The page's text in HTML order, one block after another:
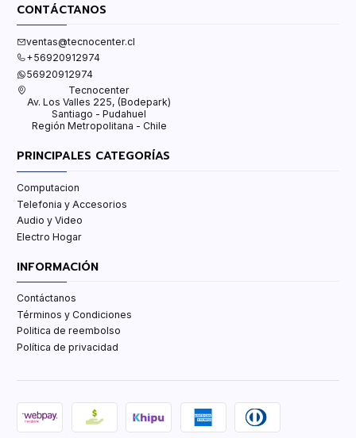
CONTÁCTANOS
ventas@tecnocenter.cl
+56920912974
56920912974
Tecnocenter
Av. Los Valles 225, (Bodepark)
Santiago - Pudahuel
Región Metropolitana - Chile
PRINCIPALES CATEGORÍAS
Computacion
Telefonia y Accesorios
Audio y Video
Electro Hogar
INFORMACIÓN
Contáctanos
Términos y Condiciones
Politica de reembolso
Política de privacidad